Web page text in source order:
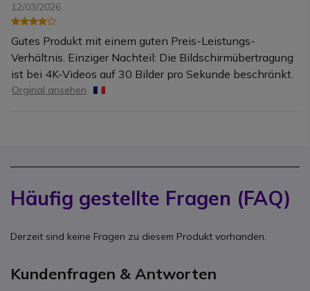
12/03/2026
Gutes Produkt mit einem guten Preis-Leistungs-
Verhältnis. Einziger Nachteil: Die Bildschirmübertragung
ist bei 4K-Videos auf 30 Bilder pro Sekunde beschränkt.
Orginal ansehen
Häufig gestellte Fragen (FAQ)
Derzeit sind keine Fragen zu diesem Produkt vorhanden.
Kundenfragen & Antworten